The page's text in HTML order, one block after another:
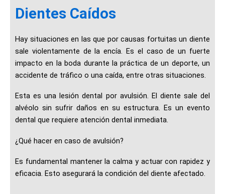
Dientes Caídos
Hay situaciones en las que por causas fortuitas un diente
sale violentamente de la encía. Es el caso de un fuerte
impacto en la boda durante la práctica de un deporte, un
accidente de tráfico o una caída, entre otras situaciones.
Esta es una lesión dental por avulsión. El diente sale del
alvéolo sin sufrir daños en su estructura. Es un evento
dental que requiere atención dental inmediata.
¿Qué hacer en caso de avulsión?
Es fundamental mantener la calma y actuar con rapidez y
eficacia. Esto asegurará la condición del diente afectado.